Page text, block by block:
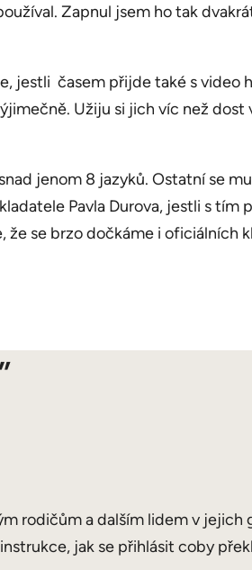
Zapnul jsem ho tak
jestli časem přijde také s video
Užiju si jich víc než dost
jenom 8 jazyků. Ostatní se
Pavla Durova, jestli s tím
se brzo dočkáme i oficiálních
rodičům a dalším lidem v
jak se přihlásit coby